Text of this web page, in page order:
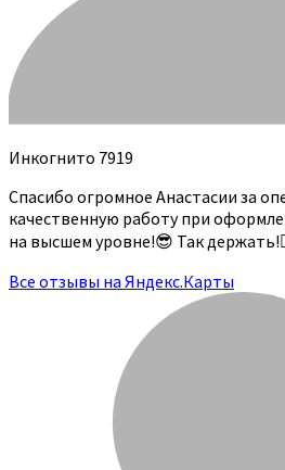
Инкогнито 7919
Спасибо огромное Анастасии за
качественную работу при
на высшем уровне!😎 Так
Все отзывы на Яндекс.Карты